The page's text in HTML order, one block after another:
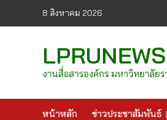
8 สิงหาคม 2026
LPRUNEWS
งานสื่อสารองค์กร มหาวิทยาลัย
หน้าหลัก ข่าวประชาสัมพันธ์